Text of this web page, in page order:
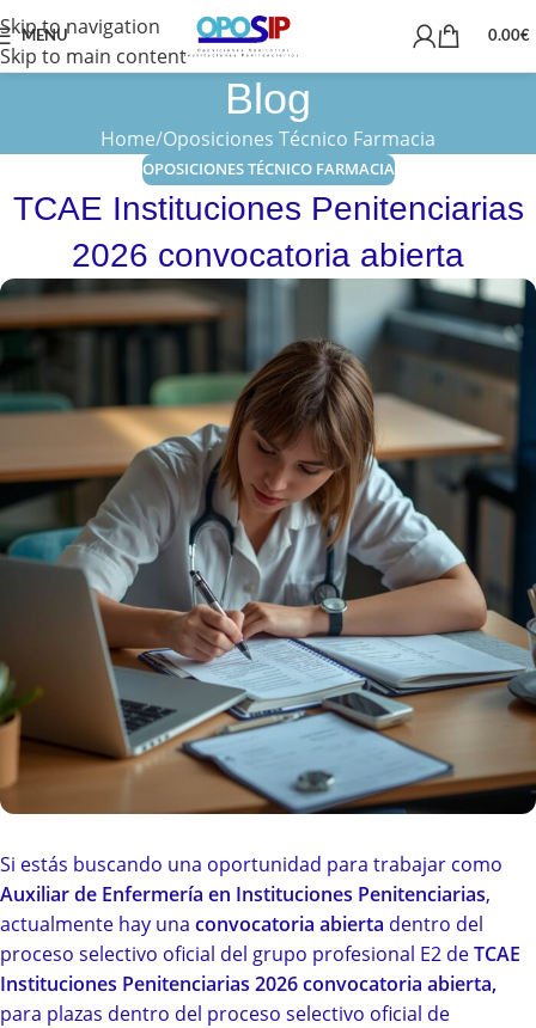
Skip to navigation
Skip to main content
MENU 0.00€
Blog
Home Oposiciones Técnico Farmacia
OPOSICIONES TÉCNICO FARMACIA
TCAE Instituciones Penitenciarias
2026 convocatoria abierta
Si estás buscando una oportunidad para trabajar como
Auxiliar de Enfermería en Instituciones Penitenciarias,
actualmente hay una convocatoria abierta dentro del
proceso selectivo oficial del grupo profesional E2 deTCAE
Instituciones Penitenciarias 2026 convocatoria abierta,
para plazas dentro del proceso selectivo oficial de